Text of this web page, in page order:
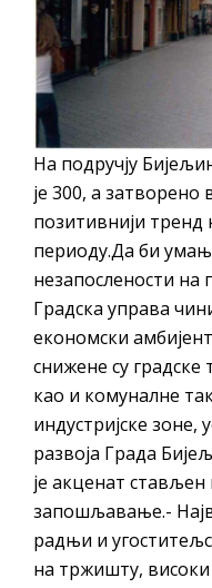
На подручју
је 300, а
позитивнији
периоду.Да би
незапослености на
Градска управа
економски
снижене су
као и комуналне
индустријске зоне,
развоја Града
је акценат
запошљавање.-
радњи и
на тржишту,